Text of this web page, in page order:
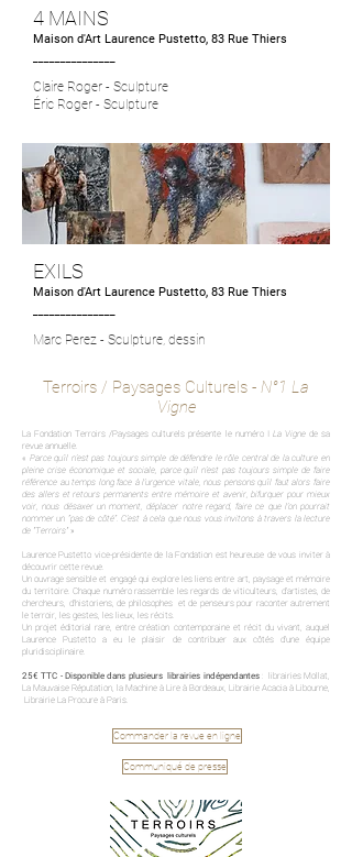
EXILS
Maison d'Art Laurence Pustetto, 83 Rue Thiers
Marc Perez - Sculpture, dessin
4 MAINS
Maison d'Art Laurence Pustetto, 83 Rue Thiers
Claire Roger - Sculpture
Éric Roger - Sculpture
Terroirs / Paysages Culturels - N°1 La
Vigne
La Fondation Terroirs /Paysages culturels présente le numéro I La Vignede sa
revue annuelle.
« Parce qu’il n’est pas toujours simple de défendre le rôle central de la culture en
pleine crise économique et sociale, parce qu’il n’est pas toujours simple de faire
référence au temps long face à l’urgence vitale, nous pensons qu’il faut alors faire
des allers et retours permanents entre mémoire et avenir, bifurquer pour mieux
voir, nous désaxer un moment, déplacer notre regard, faire ce que l’on pourrait
nommer un “pas de côté”. C’est à cela que nous vous invitons à travers la lecture
de "Terroirs" »
Laurence Pustetto vice-présidente de la Fondation est heureuse de vous inviter à
découvrir cette revue.
Un ouvrage sensible et engagé qui explore les liens entre art, paysage et mémoire
du territoire. Chaque numéro rassemble les regards de viticulteurs, d'artistes, de
chercheurs, d’historiens, de philosophes et de penseurs pour raconter autrement
le terroir, les gestes, les lieux, les récits.
Un projet éditorial rare, entre création contemporaine et récit du vivant, auquel
Laurence Pustetto a eu le plaisir de contribuer aux côtés d'une équipe
pluridisciplinaire.
25€ TTC - Disponible dans plusieurs librairies indépendantes : librairies Mollat,
La Mauvaise Réputation, la Machine à Lire à Bordeaux, Librairie Acacia à Libourne,
Librairie La Procure à Paris.
Commander la revue en ligne
Communiqué de presse